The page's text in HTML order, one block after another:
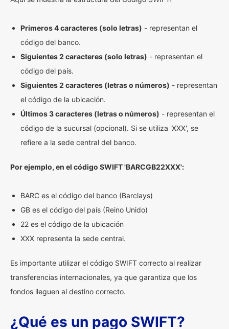
Primeros 4 caracteres (solo letras) - representan el
código del banco.
Siguientes 2 caracteres (solo letras) - representan el
código del país.
Siguientes 2 caracteres (letras o números) - representan
el código de la ubicación.
Últimos 3 caracteres (letras o números) - representan el
código de la sucursal (opcional). Si se utiliza 'XXX', se
refiere a la sede central del banco.
Por ejemplo, en el código SWIFT 'BARCGB22XXX':
BARC es el código del banco (Barclays)
GB es el código del país (Reino Unido)
22 es el código de la ubicación
XXX representa la sede central.
Es importante utilizar el código SWIFT correcto al realizar
transferencias internacionales, ya que garantiza que los
fondos lleguen al destino correcto.
¿Qué es un pago SWIFT?